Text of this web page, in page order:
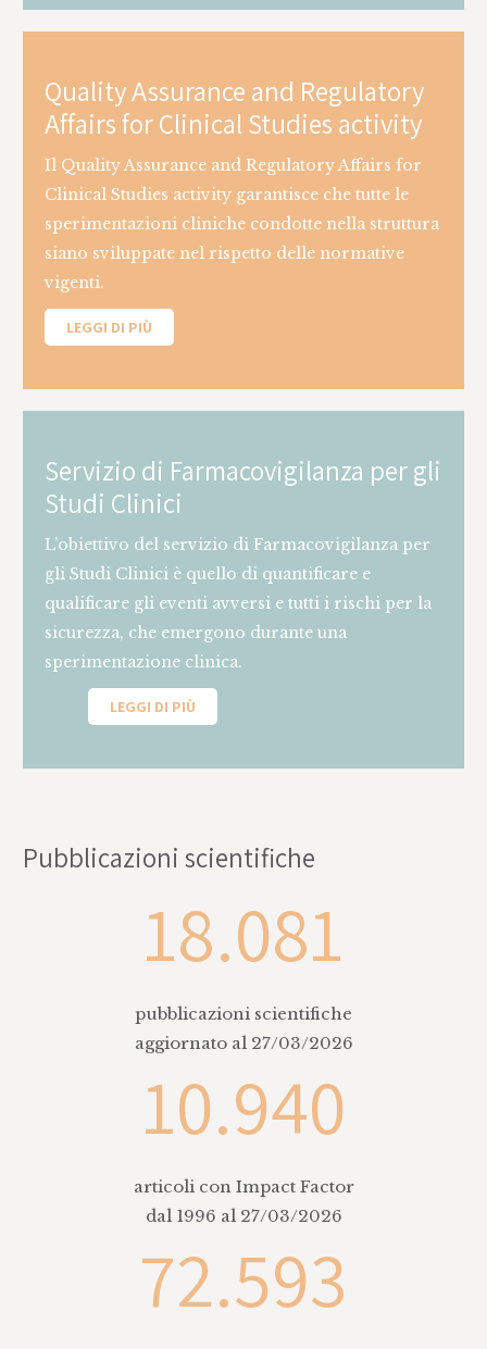
Quality Assurance and Regulatory
Affairs for Clinical Studies activity
Il Quality Assurance and Regulatory Affairs for
Clinical Studies activity garantisce che tutte le
sperimentazioni cliniche condotte nella struttura
siano sviluppate nel rispetto delle normative
vigenti.
LEGGI DI PIÙ
Servizio di Farmacovigilanza per gli
Studi Clinici
L’obiettivo del servizio di Farmacovigilanza per
gli Studi Clinici è quello di quantificare e
qualificare gli eventi avversi e tutti i rischi per la
sicurezza, che emergono durante una
sperimentazione clinica.
LEGGI DI PIÙ
Pubblicazioni scientifiche
18.081
pubblicazioni scientifiche
aggiornato al 27/03/2026
10.940
articoli con Impact Factor
dal 1996 al 27/03/2026
72.593